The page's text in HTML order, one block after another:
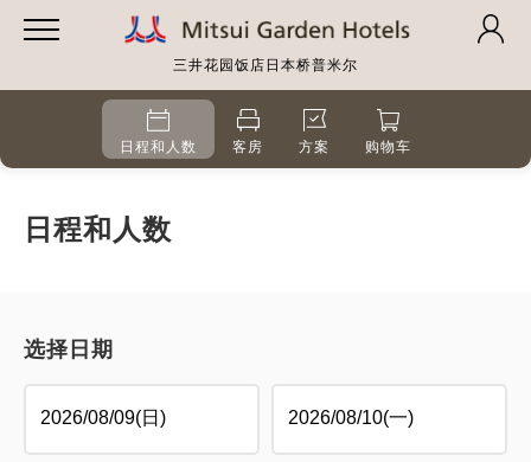
三井花园饭店日本桥普米尔
日程和人数 客房 方案 购物车
日程和人数
选择日期